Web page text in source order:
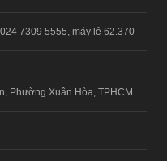
024 7309 5555, máy lẻ 62.370
Phường Xuân Hòa, TPHCM